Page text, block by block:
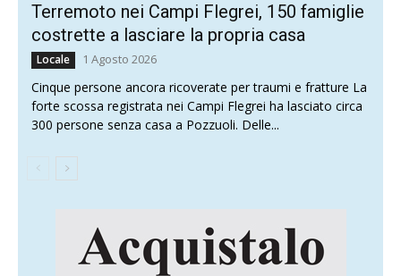
Terremoto nei Campi Flegrei, 150 famiglie
costrette a lasciare la propria casa
Locale 1 Agosto 2026
Cinque persone ancora ricoverate per traumi e fratture La
forte scossa registrata nei Campi Flegrei ha lasciato circa
300 persone senza casa a Pozzuoli. Delle...